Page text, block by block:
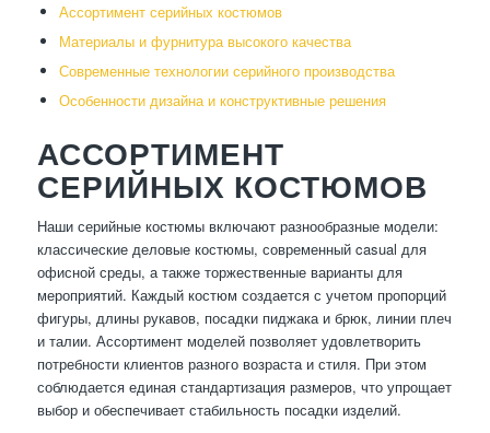
Ассортимент серийных костюмов
Материалы и фурнитура высокого качества
Современные технологии серийного производства
Особенности дизайна и конструктивные решения
АССОРТИМЕНТ
СЕРИЙНЫХ КОСТЮМОВ
Наши серийные костюмы включают разнообразные модели:
классические деловые костюмы, современный casual для
офисной среды, а также торжественные варианты для
мероприятий. Каждый костюм создается с учетом пропорций
фигуры, длины рукавов, посадки пиджака и брюк, линии плеч
и талии. Ассортимент моделей позволяет удовлетворить
потребности клиентов разного возраста и стиля. При этом
соблюдается единая стандартизация размеров, что упрощает
выбор и обеспечивает стабильность посадки изделий.